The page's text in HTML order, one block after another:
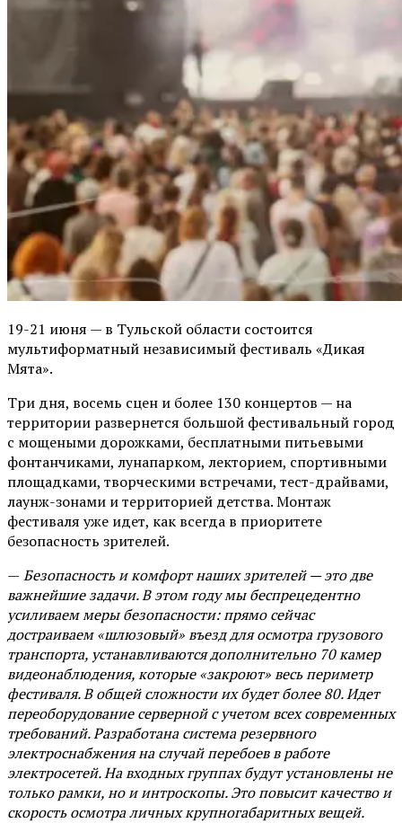
19-21 июня — в Тульской области состоится
мультиформатный независимый фестиваль «Дикая
Мята».
Три дня, восемь сцен и более 130 концертов — на
территории развернется большой фестивальный город
с мощеными дорожками, бесплатными питьевыми
фонтанчиками, лунапарком, лекторием, спортивными
площадками, творческими встречами, тест-драйвами,
лаунж-зонами и территорией детства. Монтаж
фестиваля уже идет, как всегда в приоритете
безопасность зрителей.
— Безопасность и комфорт наших зрителей — это две
важнейшие задачи. В этом году мы беспрецедентно
усиливаем меры безопасности: прямо сейчас
достраиваем «шлюзовый» въезд для осмотра грузового
транспорта, устанавливаются дополнительно 70 камер
видеонаблюдения, которые «закроют» весь периметр
фестиваля. В общей сложности их будет более 80. Идет
переоборудование серверной с учетом всех современных
требований. Разработана система резервного
электроснабжения на случай перебоев в работе
электросетей. На входных группах будут установлены не
только рамки, но и интроскопы. Это повысит качество и
скорость осмотра личных крупногабаритных вещей.